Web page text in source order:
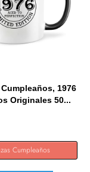
Cumpleaños, 1976
Originales 50...
Cumpleaños